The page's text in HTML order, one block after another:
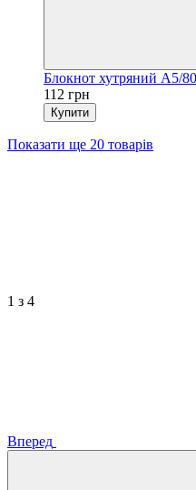
Блокнот хутряний А5/
112 грн
Купити
Показати ще 20 товарів
1 з 4
Вперед